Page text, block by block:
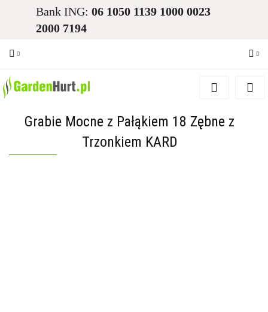
Bank ING: 06 1050 1139 1000 0023
2000 7194
Zaloguj się
Dodaj zgłoszenie
Grabie Mocne z Pałąkiem 18 Zębne z
Trzonkiem KARD